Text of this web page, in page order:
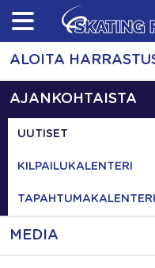
Skip
content
ALOITA
AJANKOHTAISTA
UUTISET
KILPAILUKALENTERI
TAPAHTUMAKALENTERI
MEDIA